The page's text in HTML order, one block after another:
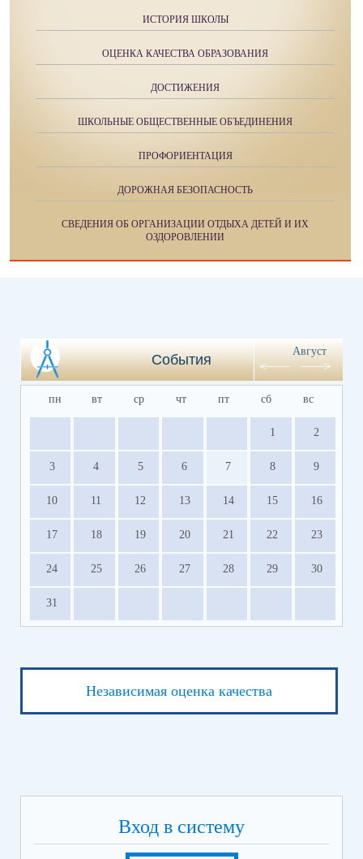
ИСТОРИЯ ШКОЛЫ
ОЦЕНКА КАЧЕСТВА ОБРАЗОВАНИЯ
ДОСТИЖЕНИЯ
ШКОЛЬНЫЕ ОБЩЕСТВЕННЫЕ ОБЪЕДИНЕНИЯ
ПРОФОРИЕНТАЦИЯ
ДОРОЖНАЯ БЕЗОПАСНОСТЬ
СВЕДЕНИЯ ОБ ОРГАНИЗАЦИИ ОТДЫХА ДЕТЕЙ И ИХ
ОЗДОРОВЛЕНИИ
События
Август
пн вт ср чт пт сб вс
1 2
3 4 5 6 7 8 9
10 11 12 13 14 15 16
17 18 19 20 21 22 23
24 25 26 27 28 29 30
31
Независимая оценка качества
Вход в систему